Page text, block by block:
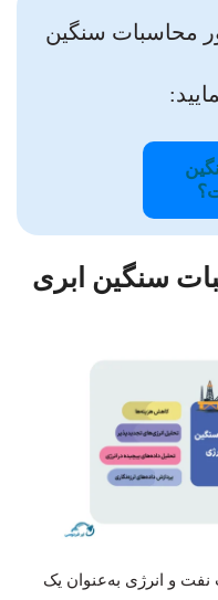
محاسبات سنگین
سنگین ابری
و انرژی به‌عنوان یک